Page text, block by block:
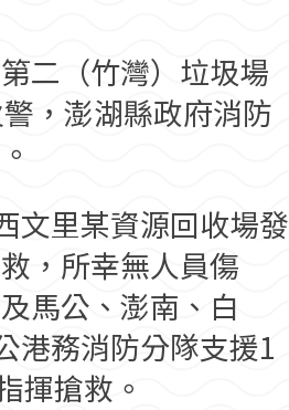
二（竹灣）垃圾場
，澎湖縣政府消防
文里某資源回收場發
，所幸無人員傷
馬公、澎南、白
港務消防分隊支援1
揮搶救。